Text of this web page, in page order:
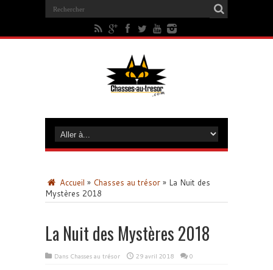
Accueil » Chasses au trésor » La Nuit des
Mystères 2018
La Nuit des Mystères 2018
Dans Chasses au trésor 29 avril 2018 0